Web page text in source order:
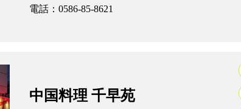
電話：0586-85-8621
中国料理 千早苑